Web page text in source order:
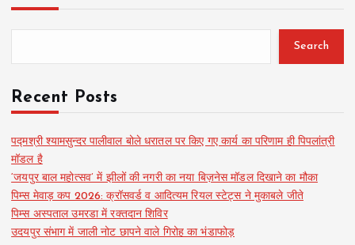
Search
Recent Posts
पद्मश्री श्यामसुन्दर पालीवाल बोले धरातल पर किए गए कार्य का परिणाम ही पिपलांत्री
मॉडल है
‘जयपुर बाल महोत्सव’ में झीलों की नगरी का नया बिज़नेस मॉडल दिखाने का मौका
पिम्स मेवाड़ कप 2026: क्रॉसवर्ड व आदित्यम रियल स्टेट्स ने मुकाबले जीते
पिम्स अस्पताल उमरडा में रक्तदान शिविर
उदयपुर संभाग में जाली नोट छापने वाले गिरोह का भंडाफोड़